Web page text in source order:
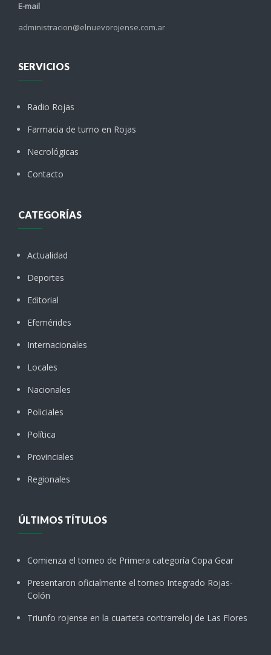
E-mail
administracion@elnuevorojense.com.ar
SERVICIOS
Radio Rojas
Farmacia de turno en Rojas
Necrológicas
Contacto
CATEGORÍAS
Actualidad
Deportes
Editorial
Efemérides
Internacionales
Locales
Nacionales
Policiales
Política
Provinciales
Regionales
ÚLTIMOS TÍTULOS
Comienza el torneo de Primera categoría Copa Gear
Presentaron oficialmente el torneo Integrado Rojas-
Colón
Triunfo rojense en la cuarteta contrarreloj de Las Flores